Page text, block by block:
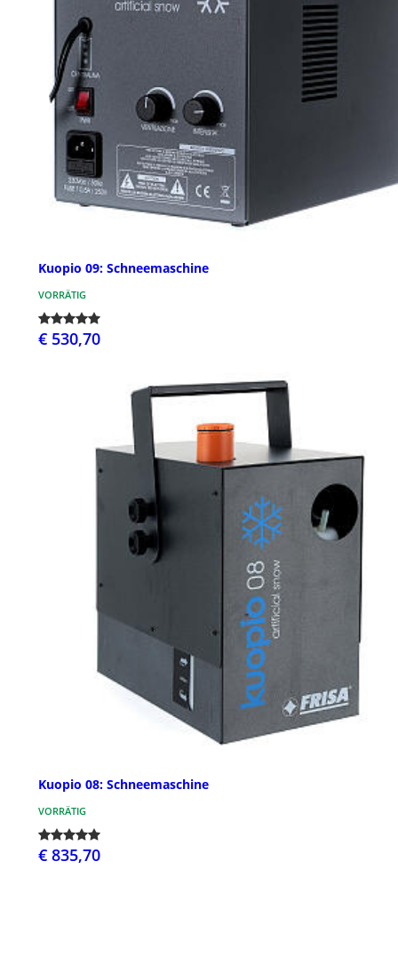
Kuopio 09: Schneemaschine
VORRÄTIG
€ 530,70
Kuopio 08: Schneemaschine
VORRÄTIG
€ 835,70